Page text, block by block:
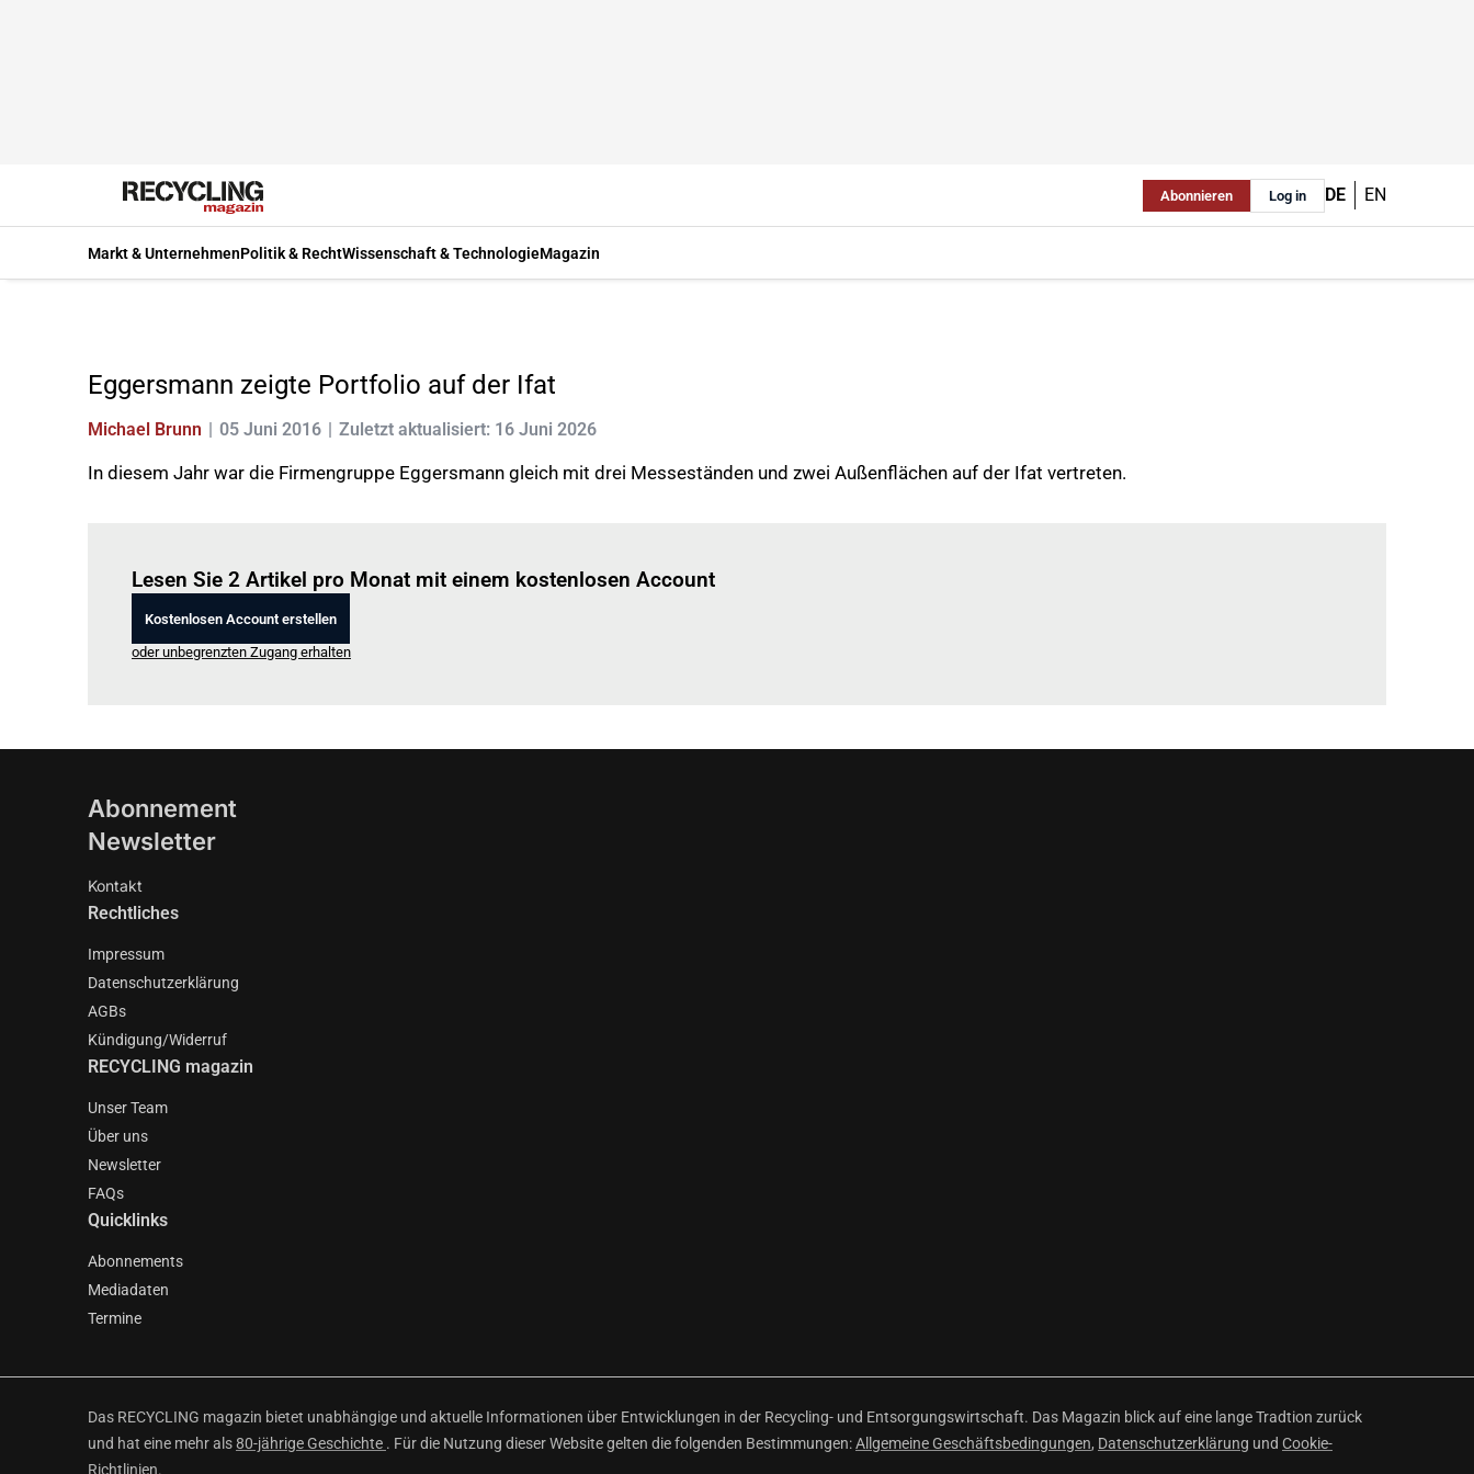
Abonnieren Log in DE EN
Markt & UnternehmenPolitik & RechtWissenschaft & TechnologieMagazin
Eggersmann zeigte Portfolio auf der Ifat
Michael Brunn 05 Juni 2016 Zuletzt aktualisiert: 16 Juni 2026
In diesem Jahr war die Firmengruppe Eggersmann gleich mit drei Messeständen und zwei Außenflächen auf der Ifat vertreten.
Lesen Sie 2 Artikel pro Monat mit einem kostenlosen Account
Kostenlosen Account erstellen
oder unbegrenzten Zugang erhalten
Abonnement
Newsletter
Kontakt
Rechtliches
Impressum
Datenschutzerklärung
AGBs
Kündigung/Widerruf
RECYCLING magazin
Unser Team
Über uns
Newsletter
FAQs
Quicklinks
Abonnements
Mediadaten
Termine
Das RECYCLING magazin bietet unabhängige und aktuelle Informationen über Entwicklungen in der Recycling- und Entsorgungswirtschaft. Das Magazin blick auf eine lange Tradtion zurück
und hat eine mehr als80-jährige Geschichte . Für die Nutzung dieser Website gelten die folgenden Bestimmungen:Allgemeine Geschäftsbedingungen, Datenschutzerklärung und Cookie-
Richtlinien.